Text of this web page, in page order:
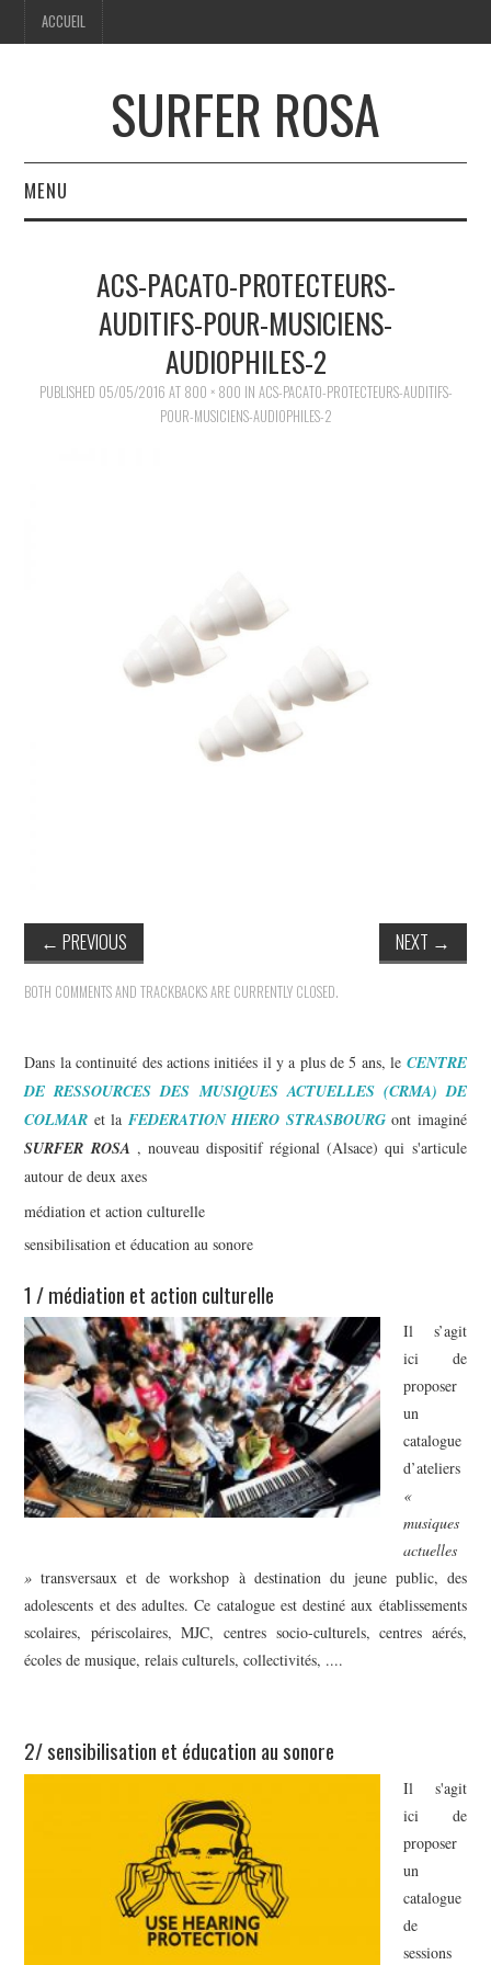
ACCUEIL
SURFER ROSA
MENU
ACS-PACATO-PROTECTEURS-
AUDITIFS-POUR-MUSICIENS-
AUDIOPHILES-2
PUBLISHED 05/05/2016 AT 800 × 800 IN ACS-PACATO-PROTECTEURS-AUDITIFS-
POUR-MUSICIENS-AUDIOPHILES-2
← PREVIOUS NEXT →
BOTH COMMENTS AND TRACKBACKS ARE CURRENTLY CLOSED.
Dans la continuité des actions initiées il y a plus de 5 ans, le CENTRE
DE RESSOURCES DES MUSIQUES ACTUELLES (CRMA)DE
COLMAR et la FEDERATION HIERO STRASBOURG ont imaginé
SURFER ROSA , nouveau dispositif régional (Alsace) qui s'articule
autour de deux axes
médiation et action culturelle
sensibilisation et éducation au sonore
1 / médiation et action culturelle
Il s’agit
ici de
proposer
un
catalogue
d’ateliers
«
musiques
actuelles
» transversaux et de workshop à destination du jeune public, des
adolescents et des adultes. Ce catalogue est destiné aux établissements
scolaires, périscolaires, MJC, centres socio-culturels, centres aérés,
écoles de musique, relais culturels, collectivités, ....
2/ sensibilisation et éducation au sonore
Il s'agit
ici de
proposer
un
catalogue
de
sessions